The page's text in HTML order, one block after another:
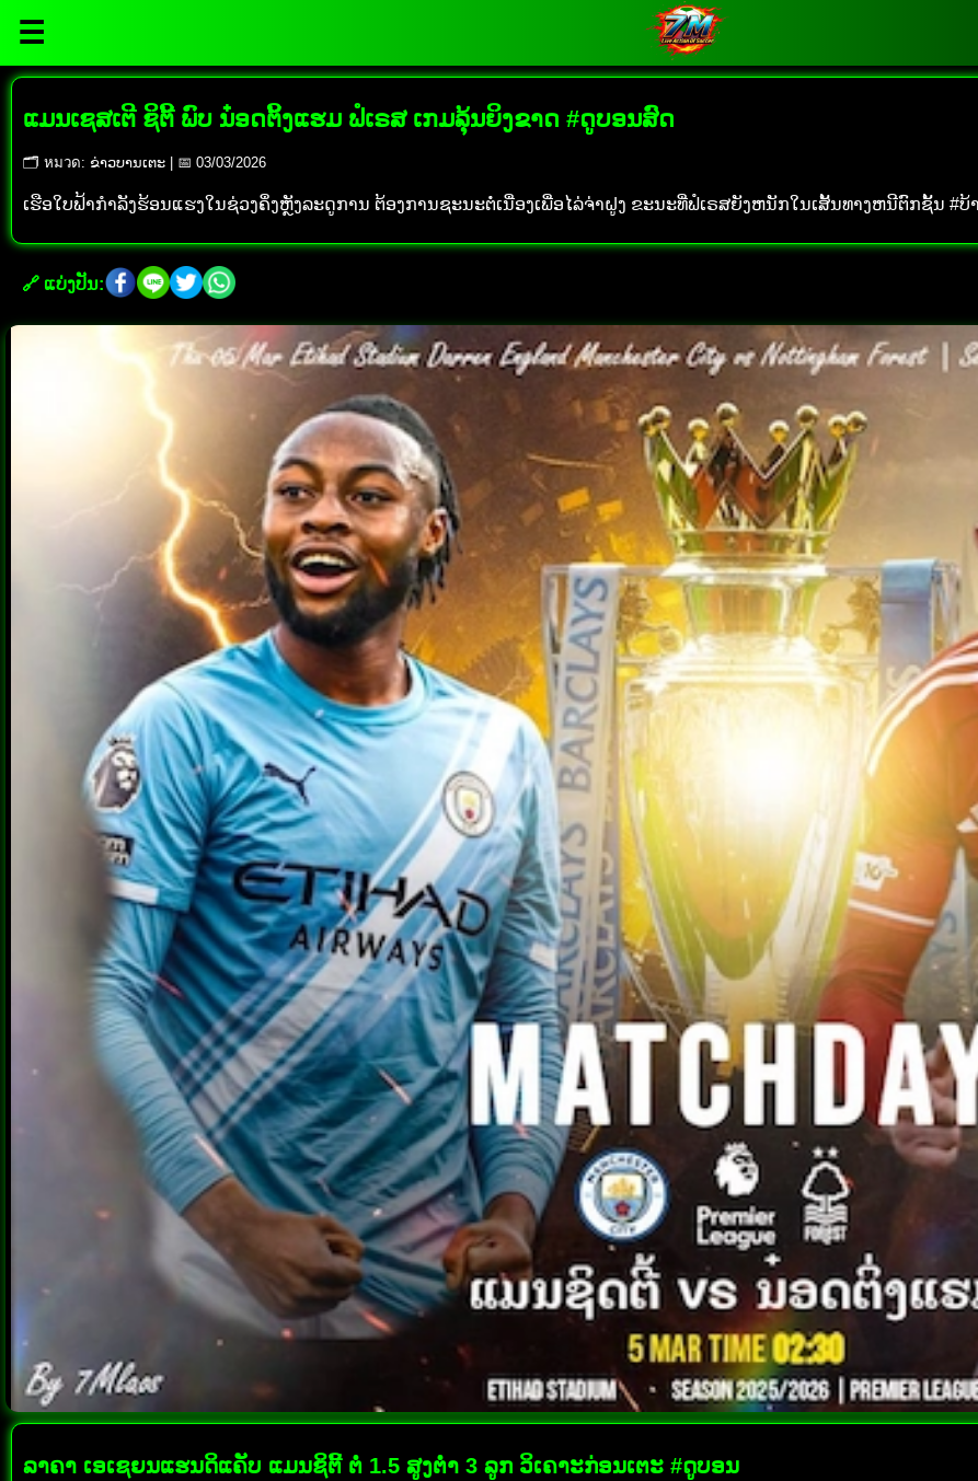
☰
ແມນເຊສເຕີ ຊິຕີ້ ພົບ ນ໋ອດຕິ້ງແຮມ ຟໍເຣສ ເກມລຸ້ນຍິງຂາດ #ດູບອນສົດ
🗂 หมวด: ຂ່າວບານເຕະ | 📅 03/03/2026
ເຮືອໃບຟ້າກຳລັງຮ້ອນແຮງໃນຊ່ວງຄຶ່ງຫຼັງລະດູການ ຕ້ອງການຊະນະຕໍ່ເນື່ອງເພື່ອໄລ່ຈ່າຝູງ ຂະນະທີ່ຟໍເຣສຍັງຫນັກໃນເສັ້ນທາງຫນີຕົກຊັ້ນ #
🔗 ແບ່ງປັນ:
ລາຄາ ເອເຊຍນແຮນດິແຄັບ ແມນຊິຕີ້ ຕໍ່ 1.5 ສູງຕ່ຳ 3 ລູກ ວິເຄາະກ່ອນເຕະ #ດູບອນ